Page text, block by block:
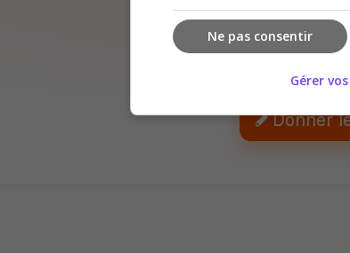
Il n'y a pas
Staff du serveur
Donner
Ne pas consentir
Gérer